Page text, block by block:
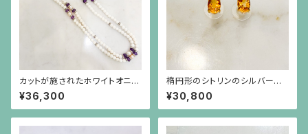
カットが施されたホワイトオニキ
ス、筋彫りのアメジスト、真珠と
ロンデルのロングネックレス
¥36,300
楕円形のシトリンのシルバーに
ゴールドプレーティングのシンプ
ルな枠のピアス
¥30,800